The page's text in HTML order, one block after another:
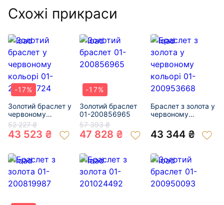
Схожі прикраси
-17%
Золотий браслет у
червоному
кольорі 01-
200810724
52 227 ₴
43 523 ₴
-17%
Золотий браслет
01-200856965
57 393 ₴
47 828 ₴
Браслет з золота у
червоному
200953668
43 344 ₴